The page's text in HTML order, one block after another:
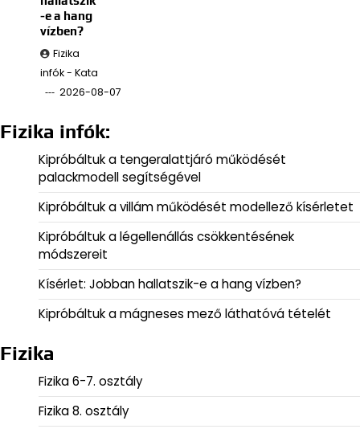
-e a hang
vízben?
Fizika
infók - Kata
2026-08-07
Fizika infók:
Kipróbáltuk a tengeralattjáró működését
palackmodell segítségével
Kipróbáltuk a villám működését modellező kísérletet
Kipróbáltuk a légellenállás csökkentésének
módszereit
Kísérlet: Jobban hallatszik-e a hang vízben?
Kipróbáltuk a mágneses mező láthatóvá tételét
Fizika
Fizika 6-7. osztály
Fizika 8. osztály